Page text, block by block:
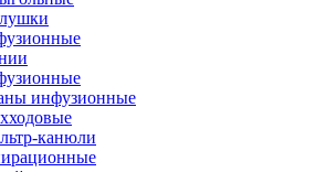
инфузионные
канюли